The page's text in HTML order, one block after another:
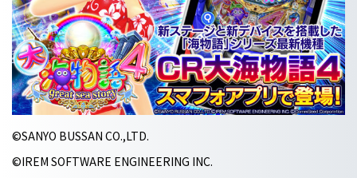
©SANYO BUSSAN CO.,LTD.
©IREM SOFTWARE ENGINEERING INC.